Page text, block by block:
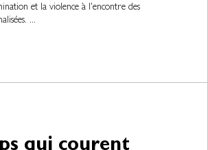
et la violence à l'encontre des
...